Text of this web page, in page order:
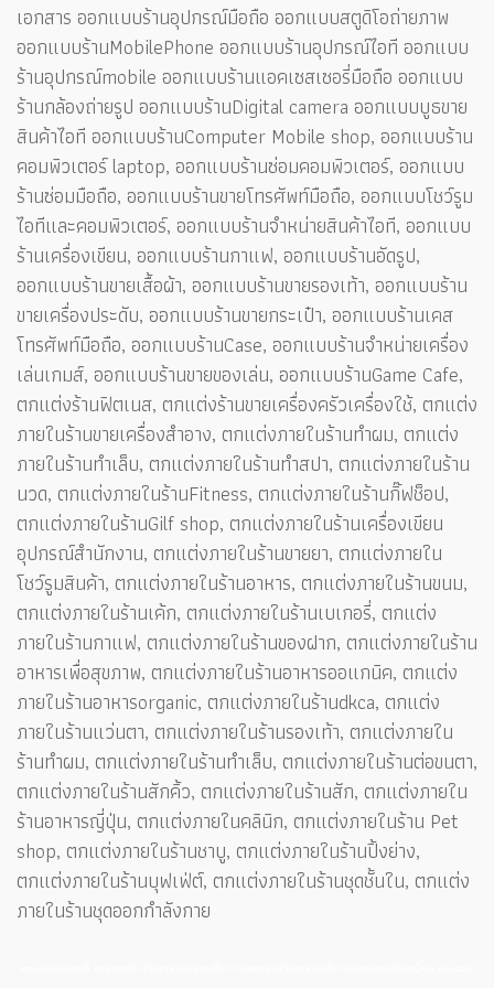
เอกสาร ออกแบบร้านอุปกรณ์มือถือ ออกแบบสตูดิโอถ่ายภาพ
ออกแบบร้านMobilePhone ออกแบบร้านอุปกรณ์ไอที ออกแบบ
ร้านอุปกรณ์mobile ออกแบบร้านแอคเซสเซอรี่มือถือ ออกแบบ
ร้านกล้องถ่ายรูป ออกแบบร้านDigital camera ออกแบบบูธขาย
สินค้าไอที ออกแบบร้านComputer Mobile shop, ออกแบบร้าน
คอมพิวเตอร์ laptop, ออกแบบร้านซ่อมคอมพิวเตอร์, ออกแบบ
ร้านซ่อมมือถือ, ออกแบบร้านขายโทรศัพท์มือถือ, ออกแบบโชว์รูม
ไอทีและคอมพิวเตอร์, ออกแบบร้านจำหน่ายสินค้าไอที, ออกแบบ
ร้านเครื่องเขียน, ออกแบบร้านกาแฟ, ออกแบบร้านอัดรูป,
ออกแบบร้านขายเสื้อผ้า, ออกแบบร้านขายรองเท้า, ออกแบบร้าน
ขายเครื่องประดับ, ออกแบบร้านขายกระเป๋า, ออกแบบร้านเคส
โทรศัพท์มือถือ, ออกแบบร้านCase, ออกแบบร้านจำหน่ายเครื่อง
เล่นเกมส์, ออกแบบร้านขายของเล่น, ออกแบบร้านGame Cafe,
ตกแต่งร้านฟิตเนส, ตกแต่งร้านขายเครื่องครัวเครื่องใช้, ตกแต่ง
ภายในร้านขายเครื่องสำอาง, ตกแต่งภายในร้านทำผม, ตกแต่ง
ภายในร้านทำเล็บ, ตกแต่งภายในร้านทำสปา, ตกแต่งภายในร้าน
นวด, ตกแต่งภายในร้านFitness, ตกแต่งภายในร้านกิ๊ฟช็อป,
ตกแต่งภายในร้านGilf shop, ตกแต่งภายในร้านเครื่องเขียน
อุปกรณ์สำนักงาน, ตกแต่งภายในร้านขายยา, ตกแต่งภายใน
โชว์รูมสินค้า, ตกแต่งภายในร้านอาหาร, ตกแต่งภายในร้านขนม,
ตกแต่งภายในร้านเค้ก, ตกแต่งภายในร้านเบเกอรี่, ตกแต่ง
ภายในร้านกาแฟ, ตกแต่งภายในร้านของฝาก, ตกแต่งภายในร้าน
อาหารเพื่อสุขภาพ, ตกแต่งภายในร้านอาหารออแกนิค, ตกแต่ง
ภายในร้านอาหารorganic, ตกแต่งภายในร้านdkca, ตกแต่ง
ภายในร้านแว่นตา, ตกแต่งภายในร้านรองเท้า, ตกแต่งภายใน
ร้านทำผม, ตกแต่งภายในร้านทำเล็บ, ตกแต่งภายในร้านต่อขนตา,
ตกแต่งภายในร้านสักคิ้ว, ตกแต่งภายในร้านสัก, ตกแต่งภายใน
ร้านอาหารญี่ปุ่น, ตกแต่งภายในคลินิก, ตกแต่งภายในร้าน Pet
shop, ตกแต่งภายในร้านชาบู, ตกแต่งภายในร้านปิ้งย่าง,
ตกแต่งภายในร้านบุฟเฟ่ต์, ตกแต่งภายในร้านชุดชั้นใน, ตกแต่ง
ภายในร้านชุดออกกำลังกาย